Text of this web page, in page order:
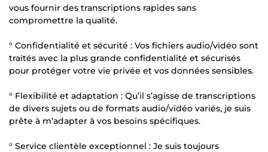
vous fournir des transcriptions rapides sans
compromettre la qualité.
° Confidentialité et sécurité : Vos fichiers audio/vidéo sont
traités avec la plus grande confidentialité et sécurisés
pour protéger votre vie privée et vos données sensibles.
° Flexibilité et adaptation : Qu’il s’agisse de transcriptions
de divers sujets ou de formats audio/vidéo variés, je suis
prête à m’adapter à vos besoins spécifiques.
° Service clientèle exceptionnel : Je suis toujours